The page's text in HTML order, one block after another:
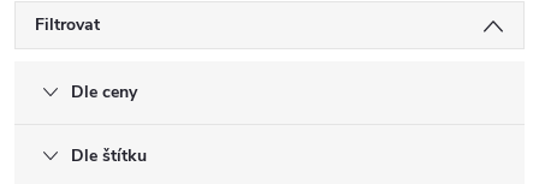
Filtrovat
Dle ceny
Dle štítku